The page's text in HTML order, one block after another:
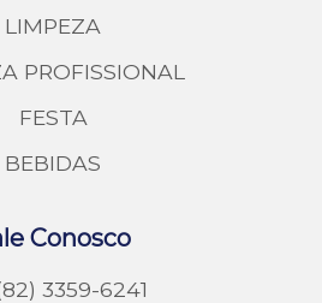
LIMPEZA
PROFISSIONAL
FESTA
BEBIDAS
Conosco
3359-6241